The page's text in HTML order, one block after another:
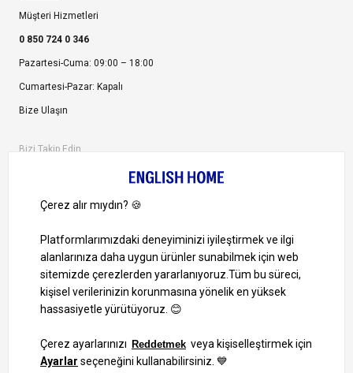
Müşteri Hizmetleri
0 850 724 0 346
Pazartesi-Cuma: 09:00 – 18:00
Cumartesi-Pazar: Kapalı
Bize Ulaşın
Bizi Takip Edin
1000 TL ve Üzeri Alışverişlerinizde Kargo Bedava!
Bilgi Toplum Hizmetleri